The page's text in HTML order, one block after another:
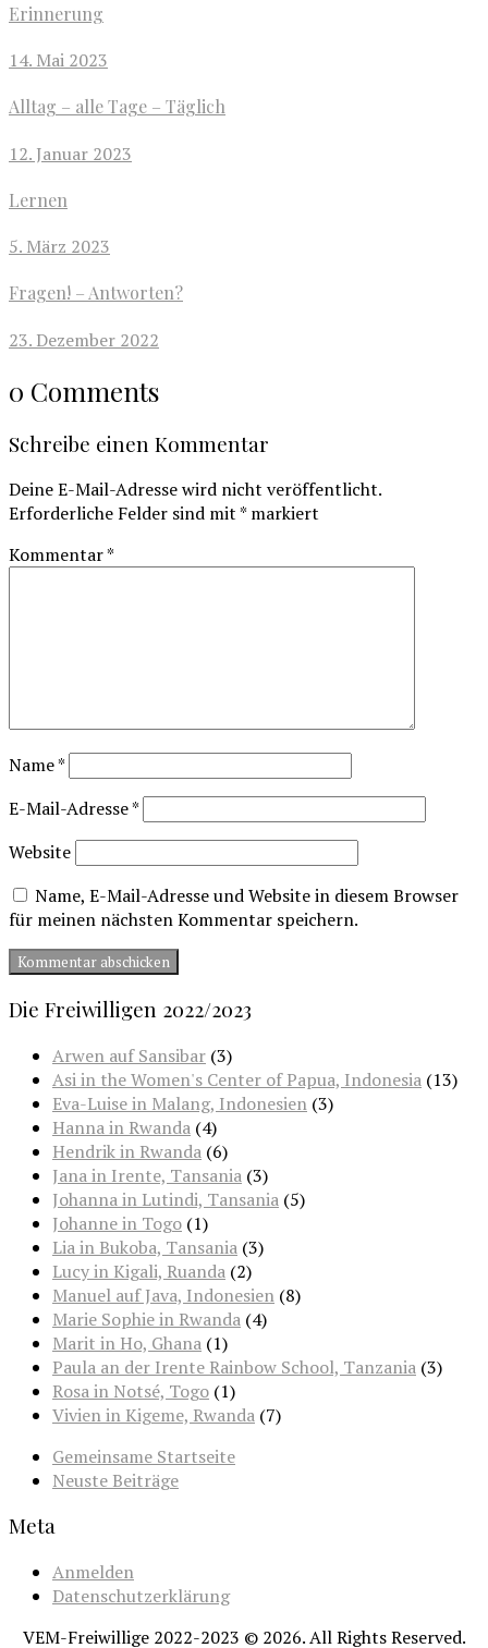
Erinnerung
14. Mai 2023
Alltag – alle Tage – Täglich
12. Januar 2023
Lernen
5. März 2023
Fragen! – Antworten?
23. Dezember 2022
0 Comments
Schreibe einen Kommentar
Deine E-Mail-Adresse wird nicht veröffentlicht.
Erforderliche Felder sind mit* markiert
Kommentar*
Name*
E-Mail-Adresse*
Website
Name, E-Mail-Adresse und Website in diesem Browser
für meinen nächsten Kommentar speichern.
Die Freiwilligen 2022/2023
Arwen auf Sansibar (3)
Asi in the Women's Center of Papua, Indonesia (13)
Eva-Luise in Malang, Indonesien (3)
Hanna in Rwanda (4)
Hendrik in Rwanda (6)
Jana in Irente, Tansania (3)
Johanna in Lutindi, Tansania (5)
Johanne in Togo (1)
Lia in Bukoba, Tansania (3)
Lucy in Kigali, Ruanda (2)
Manuel auf Java, Indonesien (8)
Marie Sophie in Rwanda (4)
Marit in Ho, Ghana (1)
Paula an der Irente Rainbow School, Tanzania (3)
Rosa in Notsé, Togo (1)
Vivien in Kigeme, Rwanda (7)
Gemeinsame Startseite
Neuste Beiträge
Meta
Anmelden
Datenschutzerklärung
VEM-Freiwillige 2022-2023 © 2026. All Rights Reserved.